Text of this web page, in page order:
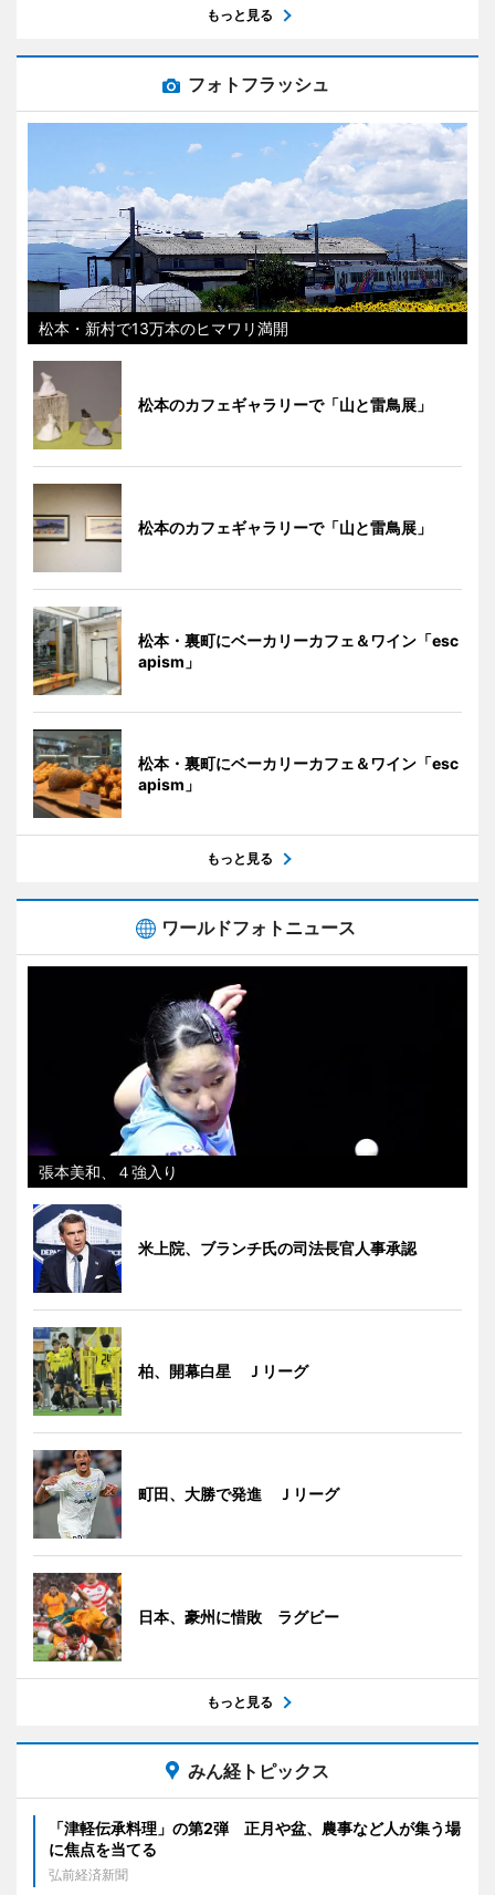
もっと見る
フォトフラッシュ
松本・新村で13万本のヒマワリ満開
松本のカフェギャラリーで「山と雷鳥展」
松本のカフェギャラリーで「山と雷鳥展」
松本・裏町にベーカリーカフェ＆ワイン「esc
apism」
松本・裏町にベーカリーカフェ＆ワイン「esc
apism」
もっと見る
ワールドフォトニュース
張本美和、４強入り
米上院、ブランチ氏の司法長官人事承認
柏、開幕白星 Ｊリーグ
町田、大勝で発進 Ｊリーグ
日本、豪州に惜敗 ラグビー
もっと見る
みん経トピックス
「津軽伝承料理」の第2弾 正月や盆、農事など人が集う場
に焦点を当てる
弘前経済新聞